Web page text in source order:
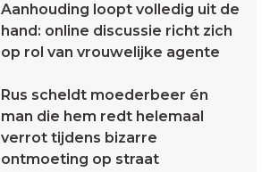
Aanhouding loopt volledig uit de
hand: online discussie richt zich
op rol van vrouwelijke agente
Rus scheldt moederbeer én
man die hem redt helemaal
verrot tijdens bizarre
ontmoeting op straat